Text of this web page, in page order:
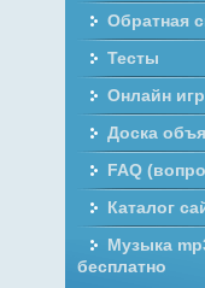
Обратная
Тесты
Онлайн
Доска
FAQ
Каталог
Музыка
бесплатно